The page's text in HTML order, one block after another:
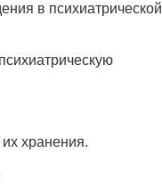
в психиатрической
хранения.